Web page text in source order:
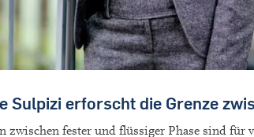
Sulpizi erforscht die Grenze
zwischen fester und flüssiger Phase sind für